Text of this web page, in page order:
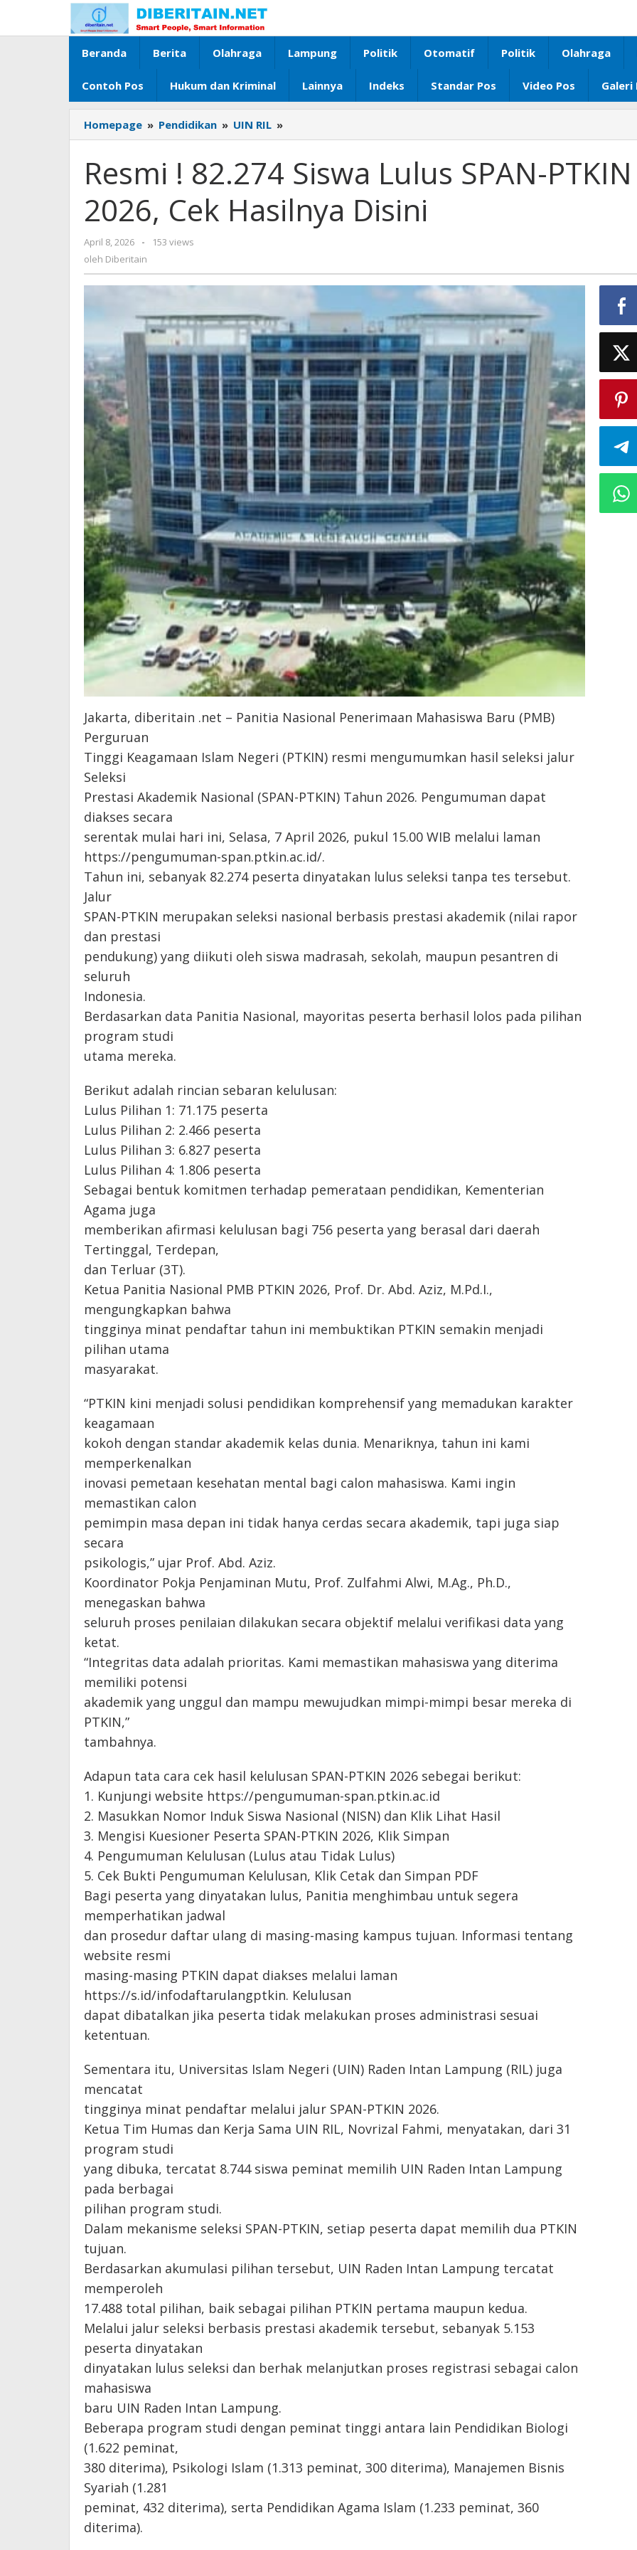
konten
Beranda Berita Olahraga Lampung Politik Otomatif Politik Olahraga
Contoh Pos Hukum dan Kriminal Lainnya Indeks Standar Pos Video Pos Galeri
Homepage » Pendidikan » UIN RIL »
!
Siswa
Lulus
SPAN-
PTKIN
Resmi ! 82.274 Siswa Lulus SPAN-PTKIN
2026, Cek Hasilnya Disini
April 8, 2026
oleh
Diberitain
-
153 views
oleh Diberitain
Jakarta, diberitain .net – Panitia Nasional Penerimaan Mahasiswa Baru (PMB)
Perguruan
Tinggi Keagamaan Islam Negeri (PTKIN) resmi mengumumkan hasil seleksi jalur
Seleksi
Prestasi Akademik Nasional (SPAN-PTKIN) Tahun 2026. Pengumuman dapat
diakses secara
serentak mulai hari ini, Selasa, 7 April 2026, pukul 15.00 WIB melalui laman
https://pengumuman-span.ptkin.ac.id/.
Tahun ini, sebanyak 82.274 peserta dinyatakan lulus seleksi tanpa tes tersebut.
Jalur
SPAN-PTKIN merupakan seleksi nasional berbasis prestasi akademik (nilai rapor
dan prestasi
pendukung) yang diikuti oleh siswa madrasah, sekolah, maupun pesantren di
seluruh
Indonesia.
Berdasarkan data Panitia Nasional, mayoritas peserta berhasil lolos pada pilihan
program studi
utama mereka.
Berikut adalah rincian sebaran kelulusan:
Lulus Pilihan 1: 71.175 peserta
Lulus Pilihan 2: 2.466 peserta
Lulus Pilihan 3: 6.827 peserta
Lulus Pilihan 4: 1.806 peserta
Sebagai bentuk komitmen terhadap pemerataan pendidikan, Kementerian
Agama juga
memberikan afirmasi kelulusan bagi 756 peserta yang berasal dari daerah
Tertinggal, Terdepan,
dan Terluar (3T).
Ketua Panitia Nasional PMB PTKIN 2026, Prof. Dr. Abd. Aziz, M.Pd.I.,
mengungkapkan bahwa
tingginya minat pendaftar tahun ini membuktikan PTKIN semakin menjadi
pilihan utama
masyarakat.
“PTKIN kini menjadi solusi pendidikan komprehensif yang memadukan karakter
keagamaan
kokoh dengan standar akademik kelas dunia. Menariknya, tahun ini kami
memperkenalkan
inovasi pemetaan kesehatan mental bagi calon mahasiswa. Kami ingin
memastikan calon
pemimpin masa depan ini tidak hanya cerdas secara akademik, tapi juga siap
secara
psikologis,” ujar Prof. Abd. Aziz.
Koordinator Pokja Penjaminan Mutu, Prof. Zulfahmi Alwi, M.Ag., Ph.D.,
menegaskan bahwa
seluruh proses penilaian dilakukan secara objektif melalui verifikasi data yang
ketat.
“Integritas data adalah prioritas. Kami memastikan mahasiswa yang diterima
memiliki potensi
akademik yang unggul dan mampu mewujudkan mimpi-mimpi besar mereka di
PTKIN,”
tambahnya.
Adapun tata cara cek hasil kelulusan SPAN-PTKIN 2026 sebegai berikut:
1. Kunjungi website https://pengumuman-span.ptkin.ac.id
2. Masukkan Nomor Induk Siswa Nasional (NISN) dan Klik Lihat Hasil
3. Mengisi Kuesioner Peserta SPAN-PTKIN 2026, Klik Simpan
4. Pengumuman Kelulusan (Lulus atau Tidak Lulus)
5. Cek Bukti Pengumuman Kelulusan, Klik Cetak dan Simpan PDF
Bagi peserta yang dinyatakan lulus, Panitia menghimbau untuk segera
memperhatikan jadwal
dan prosedur daftar ulang di masing-masing kampus tujuan. Informasi tentang
website resmi
masing-masing PTKIN dapat diakses melalui laman
https://s.id/infodaftarulangptkin. Kelulusan
dapat dibatalkan jika peserta tidak melakukan proses administrasi sesuai
ketentuan.
Sementara itu, Universitas Islam Negeri (UIN) Raden Intan Lampung (RIL) juga
mencatat
tingginya minat pendaftar melalui jalur SPAN-PTKIN 2026.
Ketua Tim Humas dan Kerja Sama UIN RIL, Novrizal Fahmi, menyatakan, dari 31
program studi
yang dibuka, tercatat 8.744 siswa peminat memilih UIN Raden Intan Lampung
pada berbagai
pilihan program studi.
Dalam mekanisme seleksi SPAN-PTKIN, setiap peserta dapat memilih dua PTKIN
tujuan.
Berdasarkan akumulasi pilihan tersebut, UIN Raden Intan Lampung tercatat
memperoleh
17.488 total pilihan, baik sebagai pilihan PTKIN pertama maupun kedua.
Melalui jalur seleksi berbasis prestasi akademik tersebut, sebanyak 5.153
peserta dinyatakan
dinyatakan lulus seleksi dan berhak melanjutkan proses registrasi sebagai calon
mahasiswa
baru UIN Raden Intan Lampung.
Beberapa program studi dengan peminat tinggi antara lain Pendidikan Biologi
(1.622 peminat,
380 diterima), Psikologi Islam (1.313 peminat, 300 diterima), Manajemen Bisnis
Syariah (1.281
peminat, 432 diterima), serta Pendidikan Agama Islam (1.233 peminat, 360
diterima).